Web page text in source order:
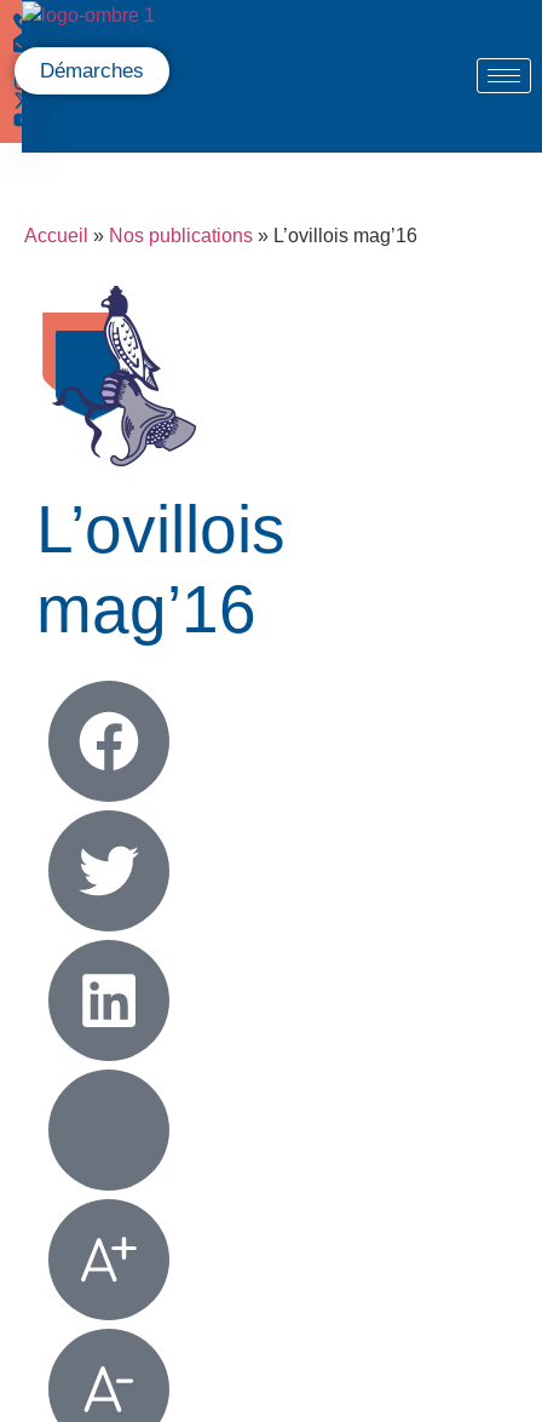
Démarches
Accueil » Nos publications » L’ovillois mag’16
L’ovillois
mag’16